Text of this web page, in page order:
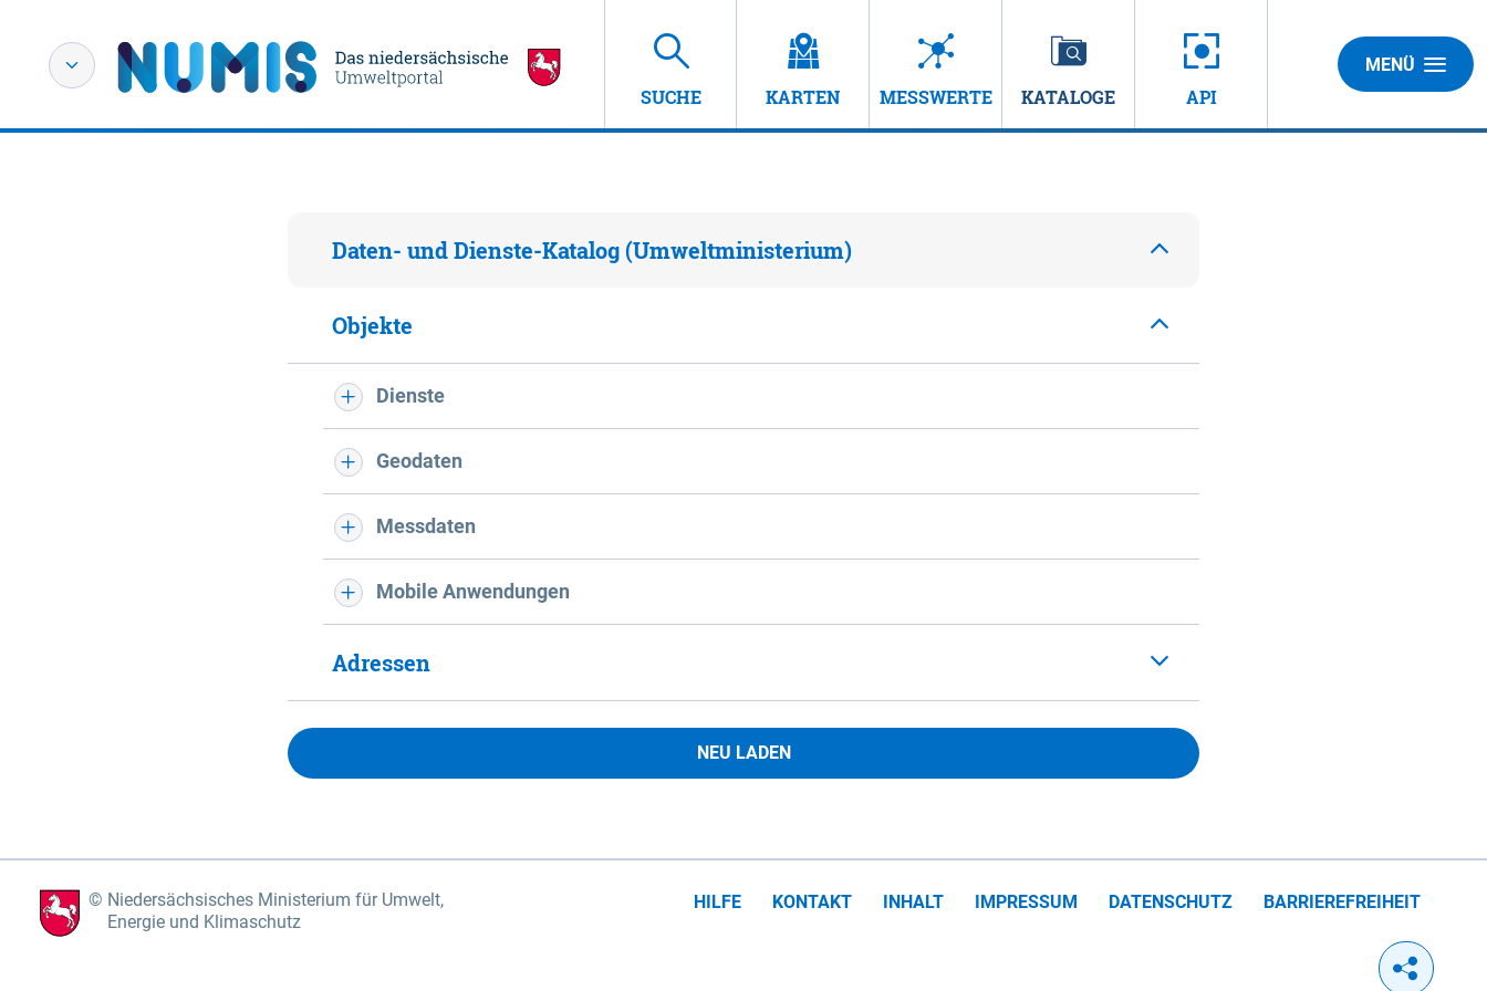
SUCHE KARTEN MESSWERTE KATALOGE API
MENÜ
Daten- und Dienste-Katalog (Umweltministerium)
Objekte
Dienste
Geodaten
Messdaten
Mobile Anwendungen
Adressen
NEU LADEN
Niedersächsisches Ministerium für Umwelt,
Energie und Klimaschutz
HILFE KONTAKT INHALT IMPRESSUM DATENSCHUTZ BARRIEREFREIHEIT